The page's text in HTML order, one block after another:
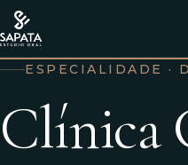
ESPECIALIDADE ·
Clínica